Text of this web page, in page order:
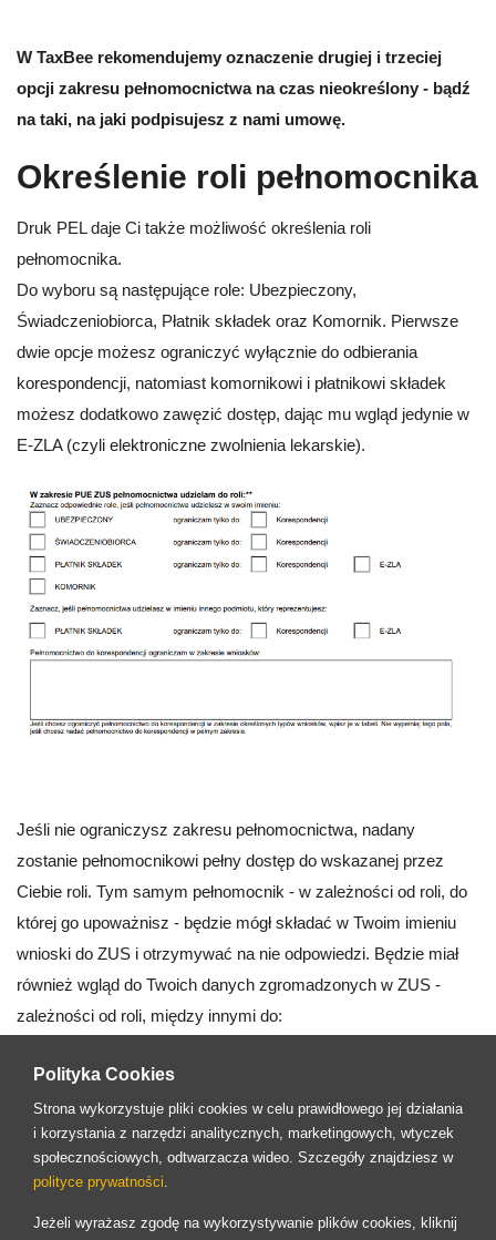
W TaxBee rekomendujemy oznaczenie drugiej i trzeciej
opcji zakresu pełnomocnictwa na czas nieokreślony - bądź
na taki, na jaki podpisujesz z nami umowę.
Określenie roli pełnomocnika
Druk PEL daje Ci także możliwość określenia roli
pełnomocnika.
Do wyboru są następujące role: Ubezpieczony,
Świadczeniobiorca, Płatnik składek oraz Komornik. Pierwsze
dwie opcje możesz ograniczyć wyłącznie do odbierania
korespondencji, natomiast komornikowi i płatnikowi składek
możesz dodatkowo zawęzić dostęp, dając mu wgląd jedynie w
E-ZLA (czyli elektroniczne zwolnienia lekarskie).
Jeśli nie ograniczysz zakresu pełnomocnictwa, nadany
zostanie pełnomocnikowi pełny dostęp do wskazanej przez
Ciebie roli. Tym samym pełnomocnik - w zależności od roli, do
której go upoważnisz - będzie mógł składać w Twoim imieniu
wnioski do ZUS i otrzymywać na nie odpowiedzi. Będzie miał
również wgląd do Twoich danych zgromadzonych w ZUS -
zależności od roli, między innymi do:
jako Ubezpieczony – informacji o stanie konta osoby
informacji o podstawach i składkach, Twoich zwolnień
lekarskich, informacji o składkach zgromadzonych w OFE i
na subkoncie w ZUS;
jako Świadczeniobiorca – informacji o świadczeniach,
Polityka Cookies
Strona wykorzystuje pliki cookies w celu prawidłowego jej działania
i korzystania z narzędzi analitycznych, marketingowych, wtyczek
społecznościowych, odtwarzacza wideo. Szczegóły znajdziesz w
polityce prywatności
Jeżeli wyrażasz zgodę na wykorzystywanie plików cookies, kliknij